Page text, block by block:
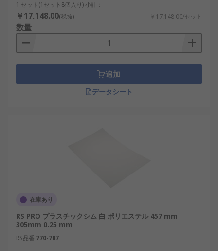
1 セット(1セット8個入り) 小計：
￥17,148.00(税抜) ￥17,148.00/セット
数量
追加
データシート
在庫あり
RS PRO プラスチックシム 白 ポリエステル 457 mm
305mm 0.25 mm
RS品番 770-787